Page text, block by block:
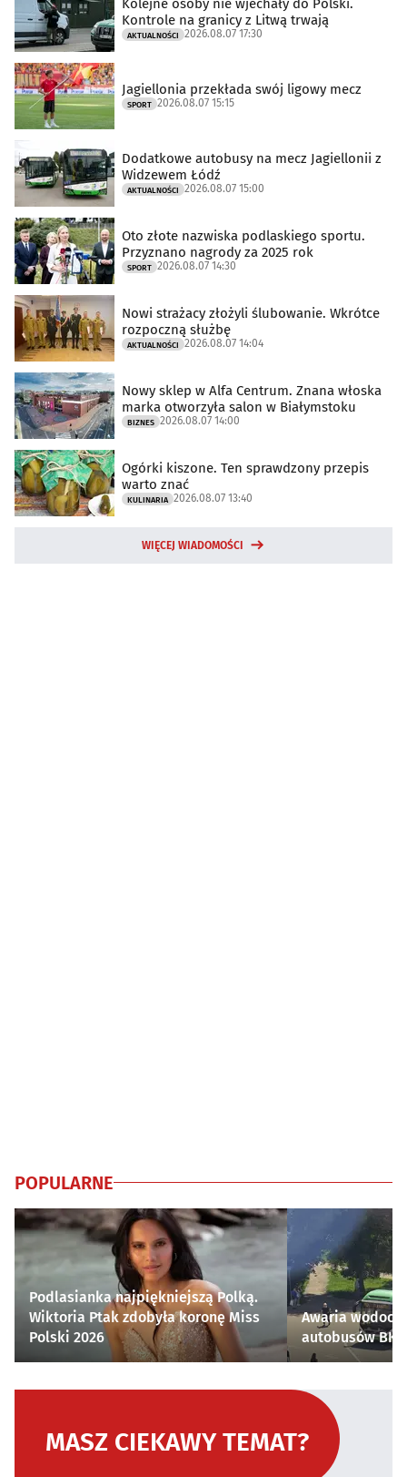
Kolejne osoby nie wjechały do Polski.
Kontrole na granicy z Litwą trwają
AKTUALNOŚCI 2026.08.07 17:30
Jagiellonia przekłada swój ligowy mecz
SPORT 2026.08.07 15:15
Dodatkowe autobusy na mecz Jagiellonii z
Widzewem Łódź
AKTUALNOŚCI 2026.08.07 15:00
Oto złote nazwiska podlaskiego sportu.
Przyznano nagrody za 2025 rok
SPORT 2026.08.07 14:30
Nowi strażacy złożyli ślubowanie. Wkrótce
rozpoczną służbę
AKTUALNOŚCI 2026.08.07 14:04
Nowy sklep w Alfa Centrum. Znana włoska
marka otworzyła salon w Białymstoku
BIZNES 2026.08.07 14:00
Ogórki kiszone. Ten sprawdzony przepis
warto znać
KULINARIA 2026.08.07 13:40
WIĘCEJ WIADOMOŚCI
POPULARNE
Podlasianka najpiękniejszą Polką.
Wiktoria Ptak zdobyła koronę Miss
Polski 2026
Awaria
autobusów
MASZ CIEKAWY TEMAT?